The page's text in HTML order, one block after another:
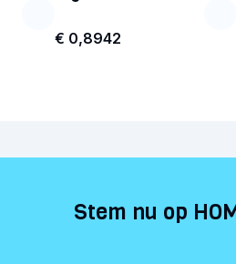
€ 0,8942
Stem nu op